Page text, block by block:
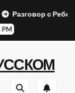
Разговор с Ребе